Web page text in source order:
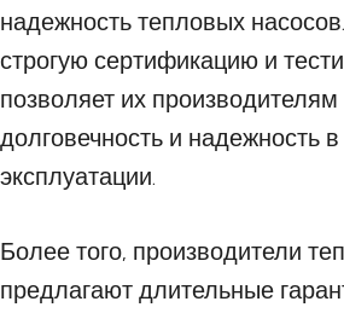
надежность тепловых
строгую сертификацию и
позволяет их производителям
долговечность и надежность
эксплуатации.
Более того, производители
предлагают длительные